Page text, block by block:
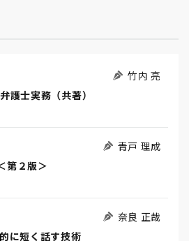
竹内 亮
士実務（共著）
青戸 理成
第２版＞
奈良 正哉
に短く話す技術